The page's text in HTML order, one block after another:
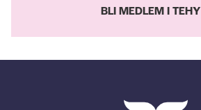
BLI MEDLEM I TEHY